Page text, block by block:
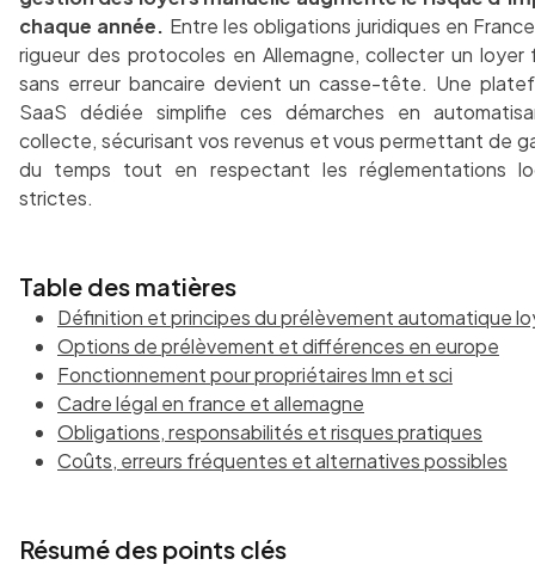
chaque année. Entre les obligations juridiques en
rigueur des protocoles en Allemagne, collecter un loyer
sans erreur bancaire devient un casse-tête. Une
SaaS dédiée simplifie ces démarches en
collecte, sécurisant vos revenus et vous permettant de
du temps tout en respectant les réglementations
strictes.
Table des matières
Définition et principes du prélèvement automatique
Options de prélèvement et différences en europe
Fonctionnement pour propriétaires lmn et sci
Cadre légal en france et allemagne
Obligations, responsabilités et risques pratiques
Coûts, erreurs fréquentes et alternatives possibles
Résumé des points clés